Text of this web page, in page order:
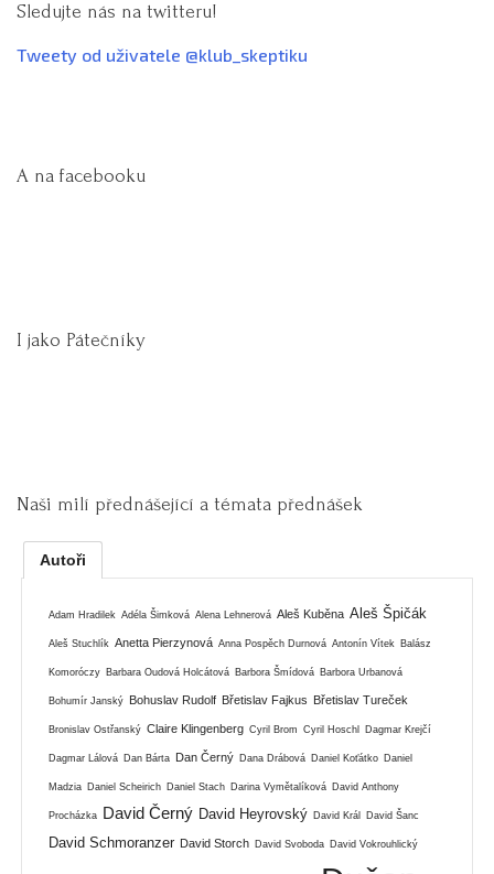
Sledujte nás na twitteru!
Tweety od uživatele @klub_skeptiku
A na facebooku
I jako Pátečníky
Naši milí přednášející a témata přednášek
Autoři
Adam Hradilek Adéla Šimková Alena Lehnerová Aleš Kuběna Aleš Špičák
Aleš Stuchlík Anetta Pierzynová Anna Pospěch Durnová Antonín Vítek Balász
Komoróczy Barbara Oudová Holcátová Barbora Šmídová Barbora Urbanová
Bohumír Janský Bohuslav Rudolf Břetislav Fajkus Břetislav Tureček
Bronislav Ostřanský Claire Klingenberg Cyril Brom Cyril Hoschl Dagmar Krejčí
Dagmar Lálová Dan Bárta Dan Černý Dana Drábová Daniel Koťátko Daniel
Madzia Daniel Scheirich Daniel Stach Darina Vymětalíková David Anthony
Procházka David Černý David Heyrovský David Král David Šanc
David Schmoranzer David Storch David Svoboda David Vokrouhlický